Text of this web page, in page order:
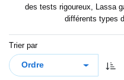
129/127
LT/R
MAXIWAYS
MIRATTA
REVOLA
TRANSWAY
des tests rigoureux, Lassa
différents types
Trier par